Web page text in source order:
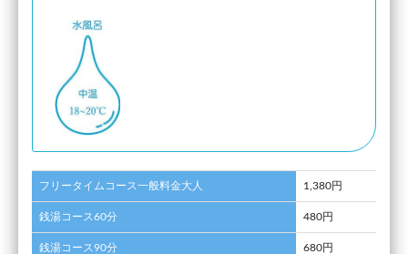
フリータイムコース一般料金大人 1,380円
銭湯コース60分 480円
銭湯コース90分 680円